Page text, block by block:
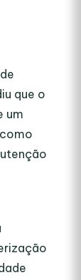
que o
um